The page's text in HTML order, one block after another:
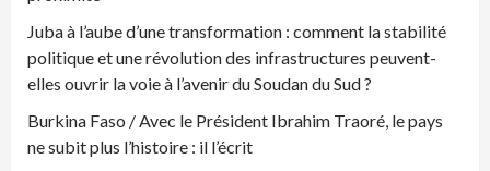
Juba à l’aube d’une transformation : comment la stabilité
politique et une révolution des infrastructures peuvent-
elles ouvrir la voie à l’avenir du Soudan du Sud ?
Burkina Faso / Avec le Président Ibrahim Traoré, le pays
ne subit plus l’histoire : il l’écrit